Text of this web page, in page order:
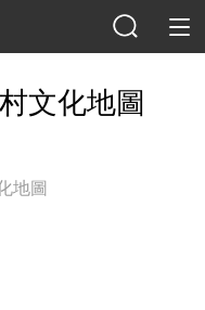
文化地圖
地圖